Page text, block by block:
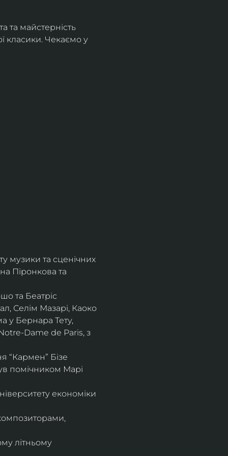
та майстерність
класики. Чекаємо у
музики та сценічних
Піронкова та
та Беатріс
Селім Мазарі, Каоко
у Бернара Тету,
Dame de Paris, з
“Кармен” Бізе
помічником Марі
економіки
літньому